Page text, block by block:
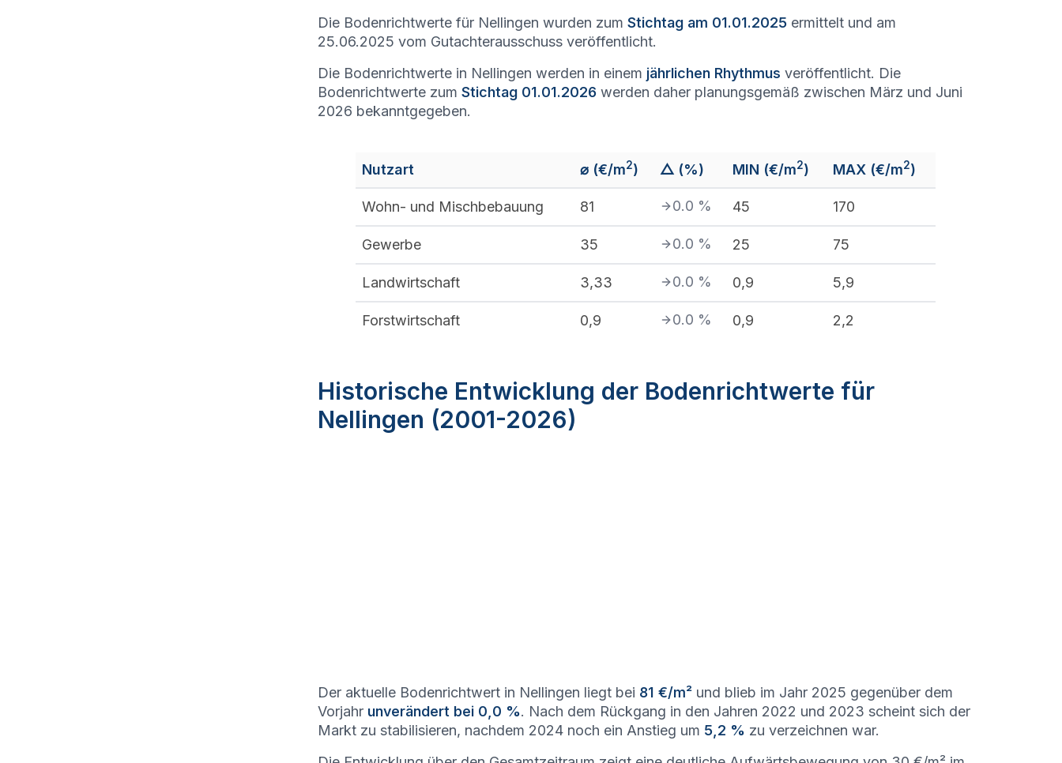
Die Bodenrichtwerte für Nellingen wurden zum Stichtag am 01.01.2025 ermittelt und am
25.06.2025 vom Gutachterausschuss veröffentlicht.
Die Bodenrichtwerte in Nellingen werden in einem jährlichen Rhythmus veröffentlicht. Die
Bodenrichtwerte zum Stichtag 01.01.2026 werden daher planungsgemäß zwischen März und Juni
2026 bekanntgegeben.
Nutzart ⌀ (€/m2) △ (%) MIN (€/m2) MAX (€/m2)
Wohn- und Mischbebauung 81 0.0 % 45 170
Gewerbe 35 0.0 % 25 75
Landwirtschaft 3,33 0.0 % 0,9 5,9
Forstwirtschaft 0,9 0.0 % 0,9 2,2
Historische Entwicklung der Bodenrichtwerte für
Nellingen (2001-2026)
Der aktuelle Bodenrichtwert in Nellingen liegt bei 81 €/m² und blieb im Jahr 2025 gegenüber dem
Vorjahr unverändert bei 0,0 %. Nach dem Rückgang in den Jahren 2022 und 2023 scheint sich der
Markt zu stabilisieren, nachdem 2024 noch ein Anstieg um 5,2 % zu verzeichnen war.